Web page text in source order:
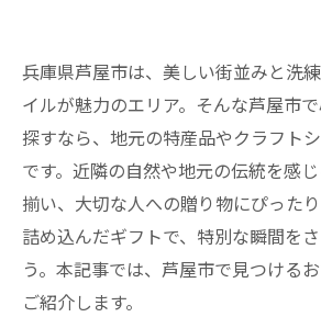
兵庫県芦屋市は、美しい街並みと洗
イルが魅力のエリア。そんな芦屋市
探すなら、地元の特産品やクラフト
です。近隣の自然や地元の伝統を感
揃い、大切な人への贈り物にぴった
詰め込んだギフトで、特別な瞬間を
う。本記事では、芦屋市で見つける
ご紹介します。